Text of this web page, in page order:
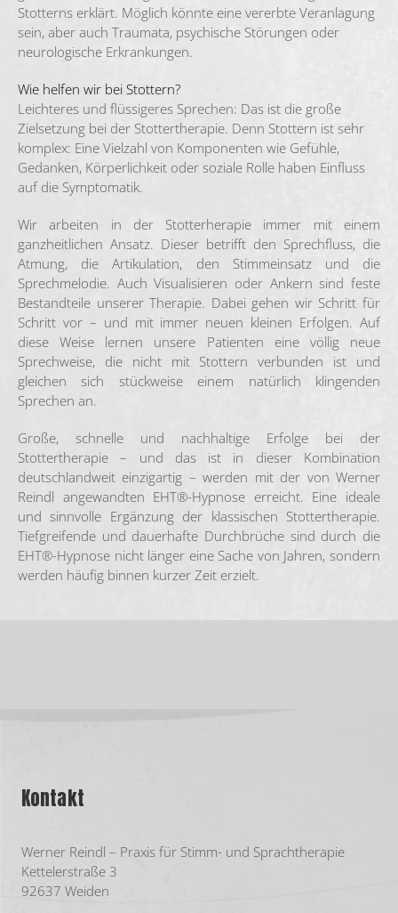
Stotterns erklärt. Möglich könnte eine vererbte Veranlagung
sein, aber auch Traumata, psychische Störungen oder
neurologische Erkrankungen.
Wie helfen wir bei Stottern?
Leichteres und flüssigeres Sprechen: Das ist die große
Zielsetzung bei der Stottertherapie. Denn Stottern ist sehr
komplex: Eine Vielzahl von Komponenten wie Gefühle,
Gedanken, Körperlichkeit oder soziale Rolle haben Einfluss
auf die Symptomatik.
Wir arbeiten in der Stotterherapie immer mit einem
ganzheitlichen Ansatz. Dieser betrifft den Sprechfluss, die
Atmung, die Artikulation, den Stimmeinsatz und die
Sprechmelodie. Auch Visualisieren oder Ankern sind feste
Bestandteile unserer Therapie. Dabei gehen wir Schritt für
Schritt vor – und mit immer neuen kleinen Erfolgen. Auf
diese Weise lernen unsere Patienten eine völlig neue
Sprechweise, die nicht mit Stottern verbunden ist und
gleichen sich stückweise einem natürlich klingenden
Sprechen an.
Große, schnelle und nachhaltige Erfolge bei der
Stottertherapie – und das ist in dieser Kombination
deutschlandweit einzigartig – werden mit der von Werner
Reindl angewandten EHT®-Hypnose erreicht. Eine ideale
und sinnvolle Ergänzung der klassischen Stottertherapie.
Tiefgreifende und dauerhafte Durchbrüche sind durch die
EHT®-Hypnose nicht länger eine Sache von Jahren, sondern
werden häufig binnen kurzer Zeit erzielt.
Kontakt
Werner Reindl – Praxis für Stimm- und Sprachtherapie
Kettelerstraße 3
92637 Weiden